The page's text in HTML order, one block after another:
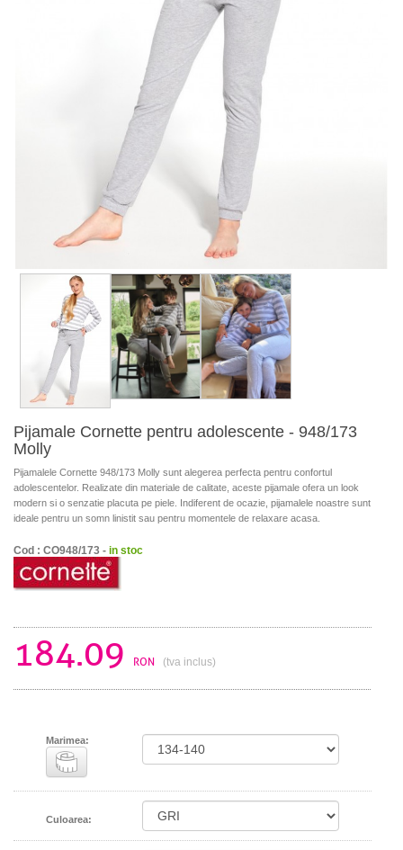
Pijamale Cornette pentru adolescente - 948/173
Molly
Pijamalele Cornette 948/173 Molly sunt alegerea perfecta pentru confortul
adolescentelor. Realizate din materiale de calitate, aceste pijamale ofera un look
modern si o senzatie placuta pe piele. Indiferent de ocazie, pijamalele noastre sunt
ideale pentru un somn linistit sau pentru momentele de relaxare acasa.
Cod : CO948/173 - in stoc
184.09 RON (tva inclus)
Marimea:
Culoarea: